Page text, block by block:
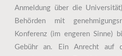
Anmeldung über die Universität
Behörden mit
Konferenz (im engeren Sinne)
Gebühr an. Ein Anrecht auf